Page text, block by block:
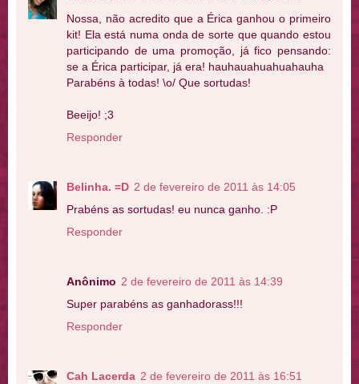
Nossa, não acredito que a Érica ganhou o primeiro
kit! Ela está numa onda de sorte que quando estou
participando de uma promoção, já fico pensando:
se a Érica participar, já era! hauhauahuahuahauha
Parabéns à todas! \o/ Que sortudas!
Beeijo! ;3
Responder
Belinha. =D 2 de fevereiro de 2011 às 14:05
Prabéns as sortudas! eu nunca ganho. :P
Responder
Anônimo 2 de fevereiro de 2011 às 14:39
Super parabéns as ganhadorass!!!
Responder
Cah Lacerda 2 de fevereiro de 2011 às 16:51